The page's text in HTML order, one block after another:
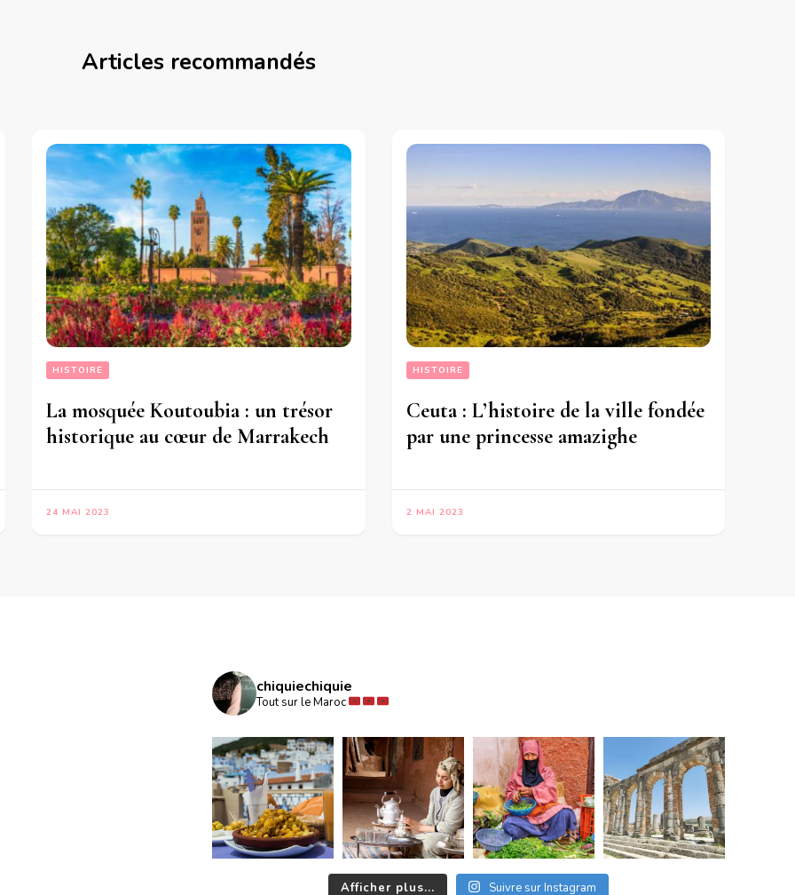
Articles recommandés
HISTOIRE
La mosquée Koutoubia : un trésor
historique au cœur de Marrakech
24 MAI 2023
HISTOIRE
Ceuta : L’histoire de la ville fondée
par une princesse amazighe
2 MAI 2023
chiquiechiquie
Tout sur le Maroc
Afficher plus... Suivre sur Instagram